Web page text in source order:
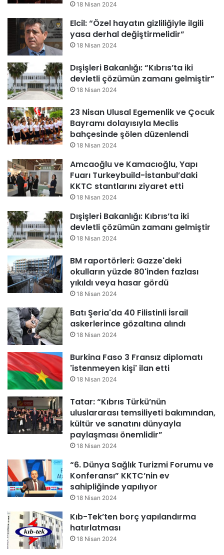
18 Nisan 2024
Elcil: “Özel hayatın gizliliğiyle ilgili
yasa derhal değiştirmelidir”
18 Nisan 2024
Dışişleri Bakanlığı: “Kıbrıs’ta iki
devletli çözümün zamanı gelmiştir”
18 Nisan 2024
23 Nisan Ulusal Egemenlik ve Çocuk
Bayramı dolayısıyla Meclis
bahçesinde şölen düzenlendi
18 Nisan 2024
Amcaoğlu ve Kamacıoğlu, Yapı
Fuarı Turkeybuild-İstanbul’daki
KKTC stantlarını ziyaret etti
18 Nisan 2024
Dışişleri Bakanlığı: Kıbrıs’ta iki
devletli çözümün zamanı gelmiştir
18 Nisan 2024
BM raportörleri: Gazze'deki
okulların yüzde 80'inden fazlası
yıkıldı veya hasar gördü
18 Nisan 2024
Batı Şeria'da 40 Filistinli İsrail
askerlerince gözaltına alındı
18 Nisan 2024
Burkina Faso 3 Fransız diplomatı
'istenmeyen kişi' ilan etti
18 Nisan 2024
Tatar: “Kıbrıs Türkü’nün
uluslararası temsiliyeti bakımından,
kültür ve sanatını dünyayla
paylaşması önemlidir”
18 Nisan 2024
“6. Dünya Sağlık Turizmi Forumu ve
Konferansı” KKTC’nin ev
sahipliğinde yapılıyor
18 Nisan 2024
Kıb-Tek’ten borç yapılandırma
hatırlatması
18 Nisan 2024